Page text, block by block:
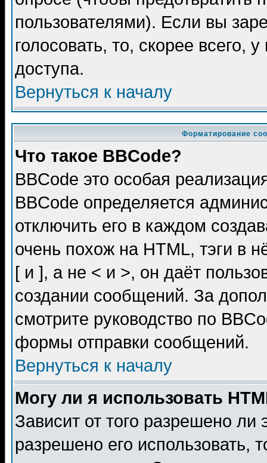
пользователями). Если вы
голосовать, то, скорее всего,
доступа.
Вернуться к началу
Форматирование
Что такое BBCode?
BBCode это особая
BBCode определяется
отключить его в каждом
очень похож на HTML, тэги в
[ и ], а не < и >, он даёт
создании сообщений. За
смотрите руководство по
формы отправки сообщений.
Вернуться к началу
Могу ли я использовать
Зависит от того разрешено
разрешено его использовать,